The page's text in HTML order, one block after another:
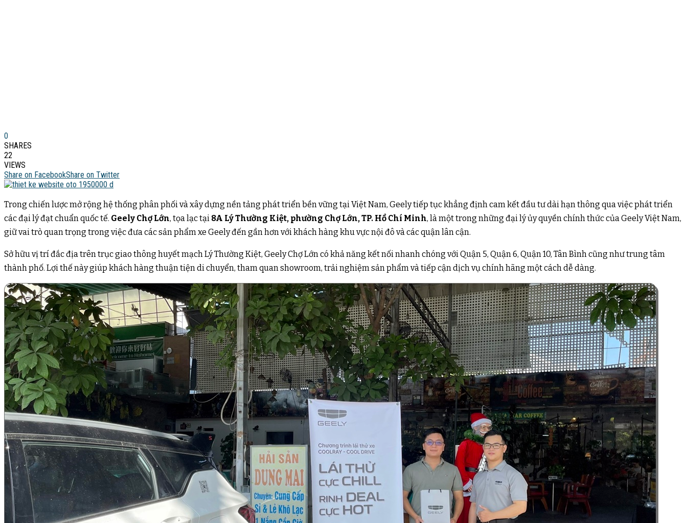
0
SHARES
22
VIEWS
Share on FacebookShare on Twitter
Trong chiến lược mở rộng hệ thống phân phối và xây dựng nền tảng phát triển bền vững tại Việt Nam, Geely tiếp tục khẳng định cam kết đầu tư dài hạn thông qua việc phát triển
các đại lý đạt chuẩn quốc tế. Geely Chợ Lớn, tọa lạc tại 8A Lý Thường Kiệt, phường Chợ Lớn, TP. Hồ Chí Minh, là một trong những đại lý ủy quyền chính thức của Geely Việt Nam,
giữ vai trò quan trọng trong việc đưa các sản phẩm xe Geely đến gần hơn với khách hàng khu vực nội đô và các quận lân cận.
Sở hữu vị trí đắc địa trên trục giao thông huyết mạch Lý Thường Kiệt, Geely Chợ Lớn có khả năng kết nối nhanh chóng với Quận 5, Quận 6, Quận 10, Tân Bình cũng như trung tâm
thành phố. Lợi thế này giúp khách hàng thuận tiện di chuyển, tham quan showroom, trải nghiệm sản phẩm và tiếp cận dịch vụ chính hãng một cách dễ dàng.